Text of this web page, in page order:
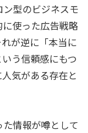
型のビジネスモ
使った広告戦略
が逆に「本当に
う信頼感にもつ
気がある存在と
情報が噂として